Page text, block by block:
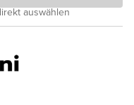
auswählen